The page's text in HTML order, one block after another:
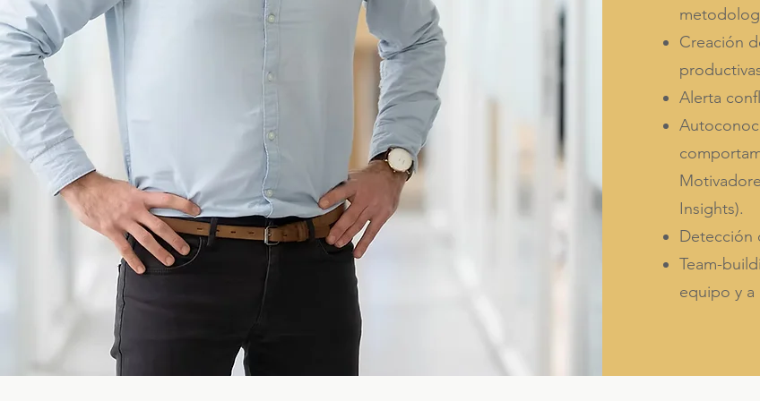
Creación
Alerta
Insights).
Detección
Team-
equipo y a